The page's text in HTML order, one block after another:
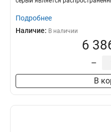
Подробнее
Наличие: В наличии
6
–
В